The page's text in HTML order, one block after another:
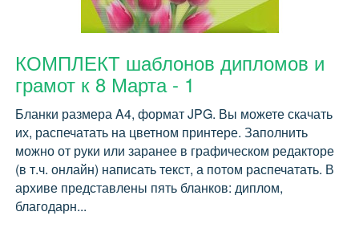
КОМПЛЕКТ шаблонов дипломов и
грамот к 8 Марта - 1
Бланки размера A4, формат JPG. Вы можете скачать
их, распечатать на цветном принтере. Заполнить
можно от руки или заранее в графическом редакторе
(в т.ч. онлайн) написать текст, а потом распечатать. В
архиве представлены пять бланков: диплом,
благодарн...